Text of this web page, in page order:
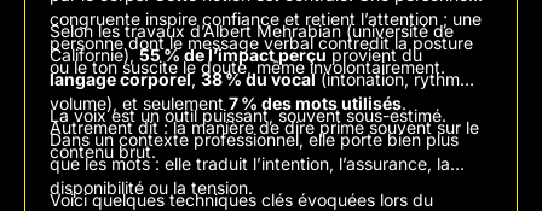
congruente inspire confiance et retient l’attention ; une
personne dont le message verbal contredit la posture
ou le ton suscite le doute, même involontairement.
Selon les travaux d’Albert Mehrabian (université de
Californie),55 % de l’impact perçuprovient du
langage corporel, 38 % du vocal(intonation, rythme,
volume), et seulement 7 % des mots utilisés.
Autrement dit : la manière de dire prime souvent sur le
contenu brut.
La voix est un outil puissant, souvent sous-estimé.
Dans un contexte professionnel, elle porte bien plus
que les mots : elle traduit l’intention, l’assurance, la
disponibilité ou la tension.
Voici quelques techniques clés évoquées lors du